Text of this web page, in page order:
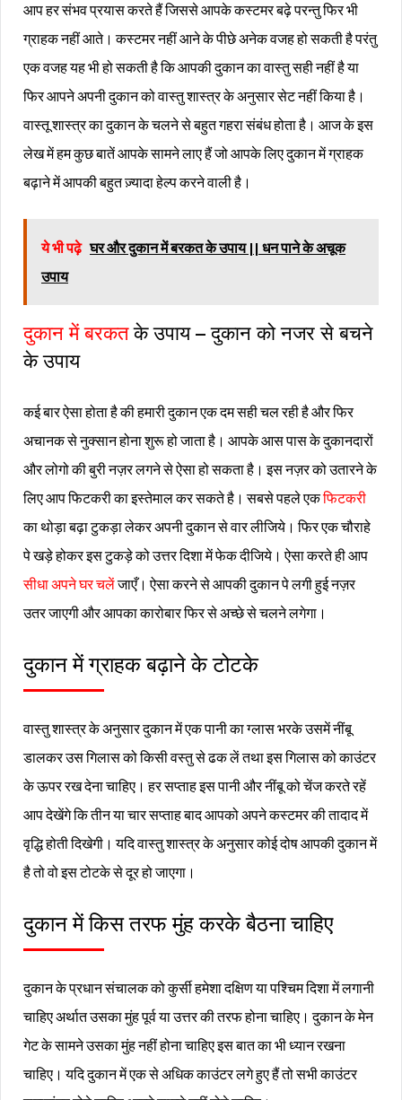
आप हर संभव प्रयास करते हैं जिससे आपके कस्टमर बढ़े परन्तु फिर भी
ग्राहक नहीं आते। कस्टमर नहीं आने के पीछे अनेक वजह हो सकती है परंतु
एक वजह यह भी हो सकती है कि आपकी दुकान का वास्तु सही नहीं है या
फिर आपने अपनी दुकान को वास्तु शास्त्र के अनुसार सेट नहीं किया है।
वास्तू शास्त्र का दुकान के चलने से बहुत गहरा संबंध होता है। आज के इस
लेख में हम कुछ बातें आपके सामने लाए हैं जो आपके लिए दुकान में ग्राहक
बढ़ाने में आपकी बहुत ज़्यादा हेल्प करने वाली है।
ये भी पढ़े घर और दुकान में बरकत के उपाय || धन पाने के अचूक
उपाय
दुकान में बरकतके उपाय – दुकान को नजर से बचने
के उपाय
कई बार ऐसा होता है की हमारी दुकान एक दम सही चल रही है और फिर
अचानक से नुक्सान होना शुरू हो जाता है। आपके आस पास के दुकानदारों
और लोगो की बुरी नज़र लगने से ऐसा हो सकता है। इस नज़र को उतारने के
लिए आप फिटकरी का इस्तेमाल कर सकते है। सबसे पहले एकफिटकरी
का थोड़ा बढ़ा टुकड़ा लेकर अपनी दुकान से वार लीजिये। फिर एक चौराहे
पे खड़े होकर इस टुकड़े को उत्तर दिशा में फेक दीजिये। ऐसा करते ही आप
सीधा अपने घर चलेंजाएँ। ऐसा करने से आपकी दुकान पे लगी हुई नज़र
उतर जाएगी और आपका कारोबार फिर से अच्छे से चलने लगेगा।
दुकान में ग्राहक बढ़ाने के टोटके
वास्तु शास्त्र के अनुसार दुकान में एक पानी का ग्लास भरके उसमें नींबू
डालकर उस गिलास को किसी वस्तु से ढक लें तथा इस गिलास को काउंटर
के ऊपर रख देना चाहिए। हर सप्ताह इस पानी और नींबू को चेंज करते रहें
आप देखेंगे कि तीन या चार सप्ताह बाद आपको अपने कस्टमर की तादाद में
वृद्धि होती दिखेगी। यदि वास्तु शास्त्र के अनुसार कोई दोष आपकी दुकान में
है तो वो इस टोटके से दूर हो जाएगा।
दुकान में किस तरफ मुंह करके बैठना चाहिए
दुकान के प्रधान संचालक को कुर्सी हमेशा दक्षिण या पश्चिम दिशा में लगानी
चाहिए अर्थात उसका मुंह पूर्व या उत्तर की तरफ होना चाहिए। दुकान के मेन
गेट के सामने उसका मुंह नहीं होना चाहिए इस बात का भी ध्यान रखना
चाहिए। यदि दुकान में एक से अधिक काउंटर लगे हुए हैं तो सभी काउंटर